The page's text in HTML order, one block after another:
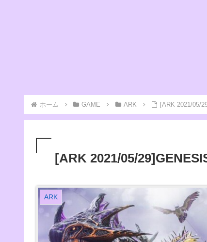
ホーム GAME ARK [ARK 2021/05/
[ARK 2021/05/
ARK